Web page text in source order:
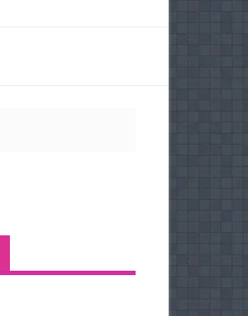
para viajar seguro por